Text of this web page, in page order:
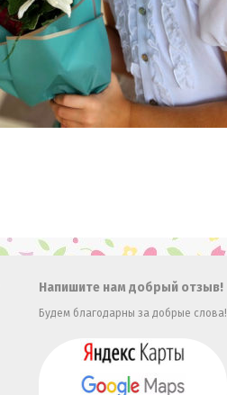
Напишите нам добрый отзыв!
Будем благодарны за добрые слова!